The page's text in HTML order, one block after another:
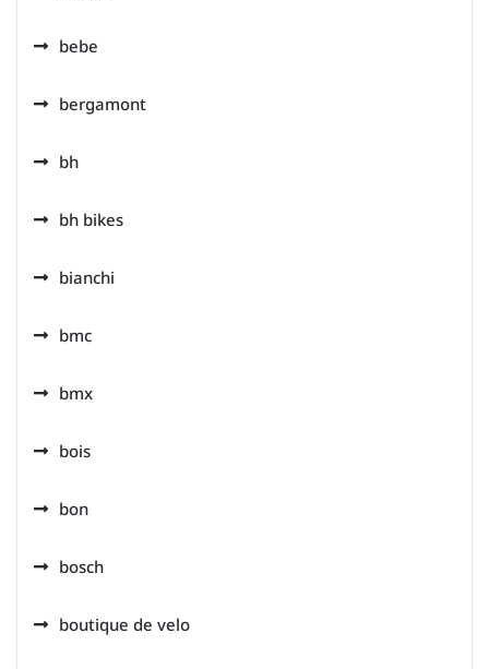
bebe
bergamont
bh
bh bikes
bianchi
bmc
bmx
bois
bon
bosch
boutique de velo